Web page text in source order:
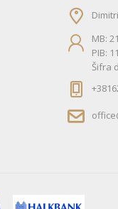
MB:
PIB:
Šifra